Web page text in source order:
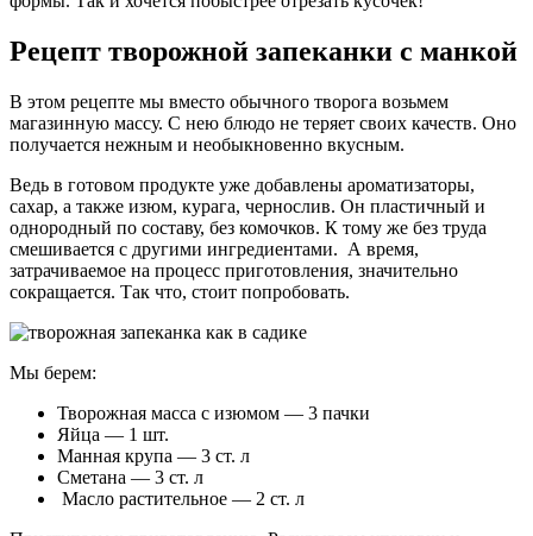
Рецепт творожной запеканки с манкой
В этом рецепте мы вместо обычного творога возьмем
магазинную массу. С нею блюдо не теряет своих качеств. Оно
получается нежным и необыкновенно вкусным.
Ведь в готовом продукте уже добавлены ароматизаторы,
сахар, а также изюм, курага, чернослив. Он пластичный и
однородный по составу, без комочков. К тому же без труда
смешивается с другими ингредиентами. А время,
затрачиваемое на процесс приготовления, значительно
сокращается. Так что, стоит попробовать.
Мы берем:
Творожная масса с изюмом — 3 пачки
Яйца — 1 шт.
Манная крупа — 3 ст. л
Сметана — 3 ст. л
Масло растительное — 2 ст. л